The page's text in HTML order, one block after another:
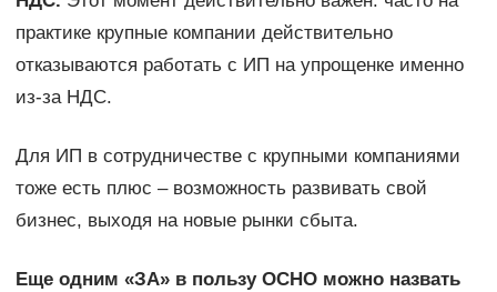
практике крупные компании действительно
отказываются работать с ИП на упрощенке именно
из-за НДС.
Для ИП в сотрудничестве с крупными компаниями
тоже есть плюс – возможность развивать свой
бизнес, выходя на новые рынки сбыта.
Еще одним «ЗА» в пользу ОСНО можно назвать